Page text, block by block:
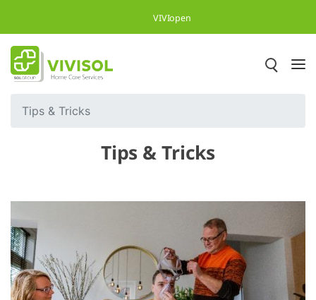
VIVIopen
Tips & Tricks
Tips & Tricks